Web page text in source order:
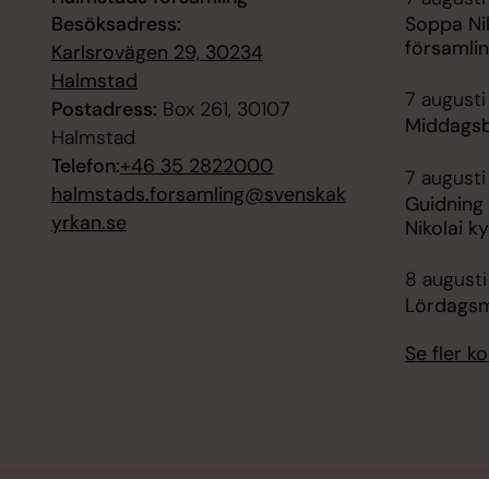
Besöksadress:
Karlsrovägen 29, 30234
Halmstad
Postadress: Box 261, 30107
Halmstad
Telefon:+46 35 2822000
halmstads.forsamling@svenskak
yrkan.se
Soppa
7 augusti
7 augusti
Nikolai
8
Se fler